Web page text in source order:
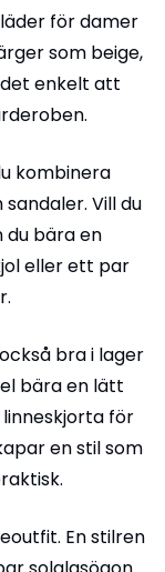
för damer
som beige,
enkelt att
kombinera
Vill du
du bära en
eller ett par
bra i lager
bära en lätt
för
en stil som
En stilren